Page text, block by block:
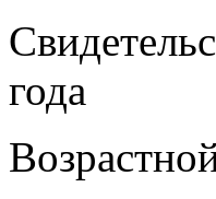
года